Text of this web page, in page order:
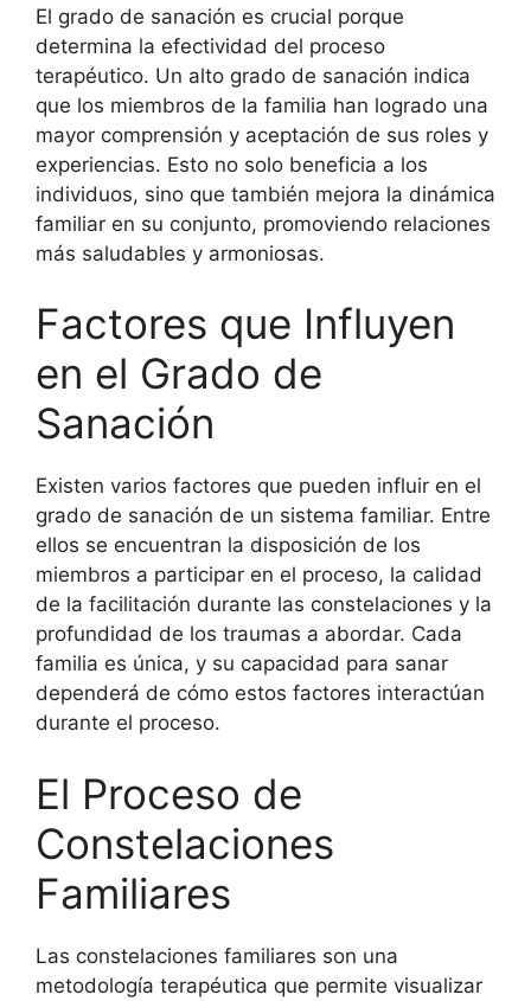
El grado de sanación es crucial porque
determina la efectividad del proceso
terapéutico. Un alto grado de sanación indica
que los miembros de la familia han logrado una
mayor comprensión y aceptación de sus roles y
experiencias. Esto no solo beneficia a los
individuos, sino que también mejora la dinámica
familiar en su conjunto, promoviendo relaciones
más saludables y armoniosas.
Factores que Influyen
en el Grado de
Sanación
Existen varios factores que pueden influir en el
grado de sanación de un sistema familiar. Entre
ellos se encuentran la disposición de los
miembros a participar en el proceso, la calidad
de la facilitación durante las constelaciones y la
profundidad de los traumas a abordar. Cada
familia es única, y su capacidad para sanar
dependerá de cómo estos factores interactúan
durante el proceso.
El Proceso de
Constelaciones
Familiares
Las constelaciones familiares son una
metodología terapéutica que permite visualizar